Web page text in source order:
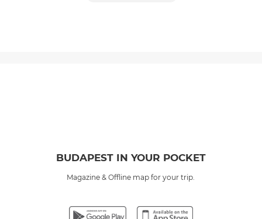
BUDAPEST IN YOUR POCKET
Magazine & Offline map for your trip.